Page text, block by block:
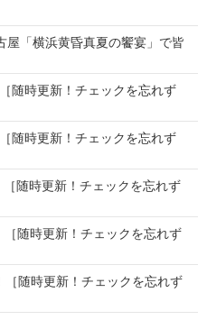
「横浜黄昏真夏の饗宴」で皆
随時更新！チェックを忘れず
随時更新！チェックを忘れず
随時更新！チェックを忘れず
随時更新！チェックを忘れず
随時更新！チェックを忘れず